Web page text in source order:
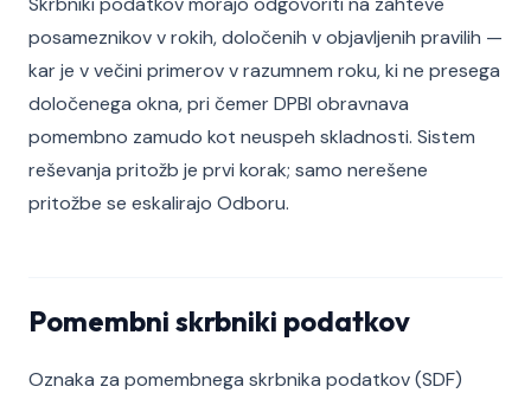
posameznikov v rokih, določenih v objavljenih pravilih —
kar je v večini primerov v razumnem roku, ki ne presega
določenega okna, pri čemer DPBI obravnava
pomembno zamudo kot neuspeh skladnosti. Sistem
reševanja pritožb je prvi korak; samo nerešene
pritožbe se eskalirajo Odboru.
Pomembni skrbniki podatkov
Oznaka za pomembnega skrbnika podatkov (SDF)